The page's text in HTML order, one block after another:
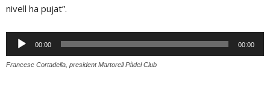
nivell ha pujat”.
Reproductor
d'àudio
00:00 00:00
Francesc Cortadella, president Martorell Pàdel Club